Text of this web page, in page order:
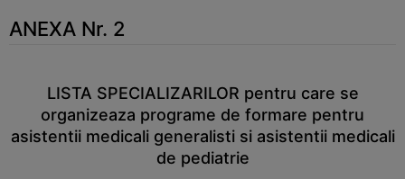
ANEXA Nr. 2
LISTA SPECIALIZARILOR pentru care se
organizeaza programe de formare pentru
asistentii medicali generalisti si asistentii medicali
de pediatrie